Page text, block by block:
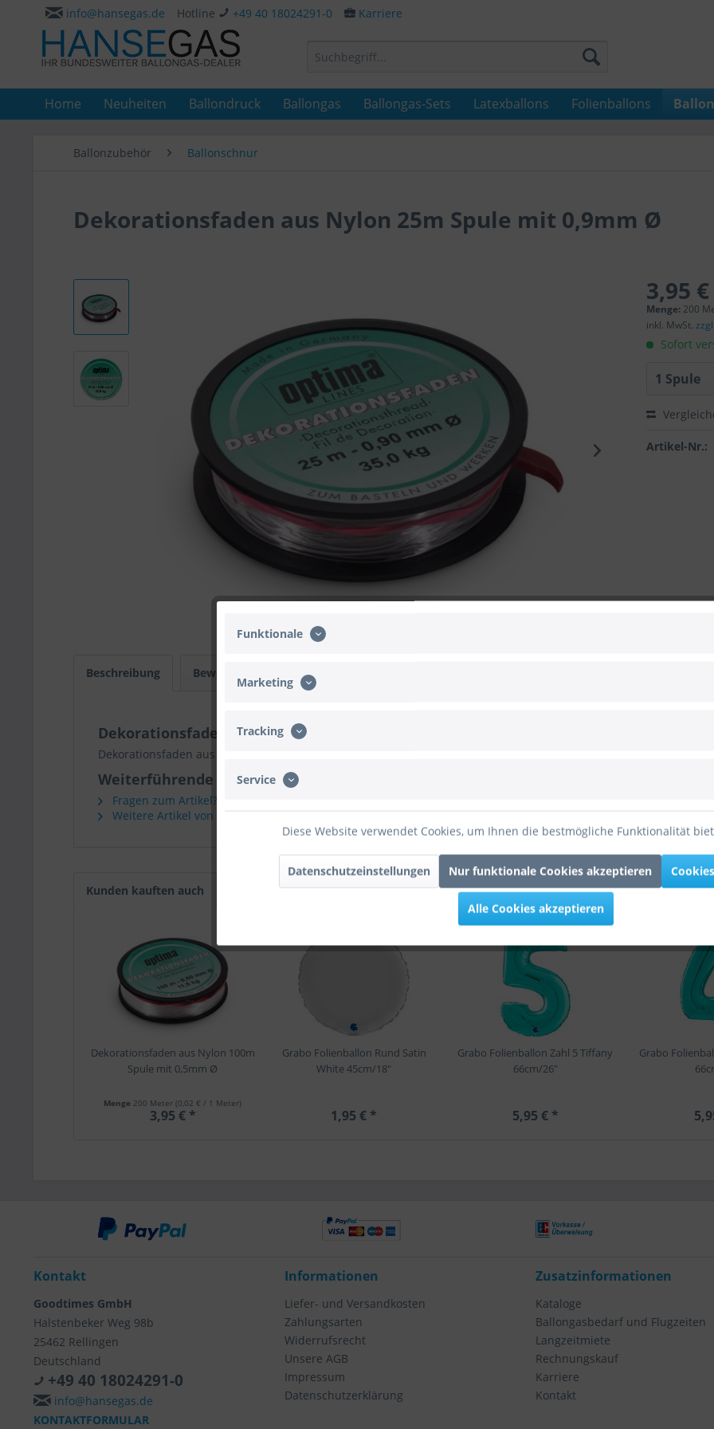
info@hansegas.de Hotline +49 40 18024291-0 Karriere
Home Neuheiten Ballondruck Ballongas Ballongas-Sets Latexballons Folienballons
Ballonzubehör Ballonschnur
Dekorationsfaden aus Nylon 25m Spule mit 0,9mm Ø
3,95
Menge: 200
inkl. MwSt.
Sofort
Artikel-Nr.:
Beschreibung Bewertungen
Dekorationsfaden aus Nylon 25m Spule mit 0,9mm Ø
Dekorationsfaden aus Nylon 25m Spule mit 0,9mm Ø
Weiterführende Links zu "Dekorationsfaden aus Nylon 25m Spule mit 0,9mm Ø"
Fragen zum Artikel?
Weitere Artikel von Optima
Kunden kauften auch Kunden haben sich ebenfalls angesehen
Dekorationsfaden aus Nylon 100m
Spule mit 0,5mm Ø
Menge 200 Meter(0,02 € / 1 Meter)
3,95 € *
Grabo Folienballon Rund Satin
White 45cm/18"
1,95 € *
Grabo Folienballon Zahl 5 Tiffany
66cm/26"
5,95 € *
Grabo
Kontakt
Goodtimes GmbH
Halstenbeker Weg 98b
25462 Rellingen
Deutschland
+49 40 18024291-0
info@hansegas.de
KONTAKTFORMULAR
Informationen
Liefer- und Versandkosten
Zahlungsarten
Widerrufsrecht
Unsere AGB
Impressum
Datenschutzerklärung
Zusatzinformationen
Kataloge
Ballongasbedarf und Flugzeiten
Langzeitmiete
Rechnungskauf
Karriere
Kontakt
Funktionale
Marketing
Tracking
Service
Diese Website verwendet Cookies, um Ihnen die bestmögliche Funktionalität
Datenschutzeinstellungen Nur funktionale Cookies akzeptieren
Alle Cookies akzeptieren